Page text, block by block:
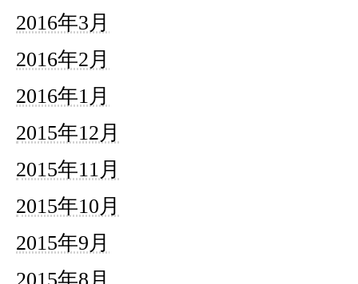
2016年3月
2016年2月
2016年1月
2015年12月
2015年11月
2015年10月
2015年9月